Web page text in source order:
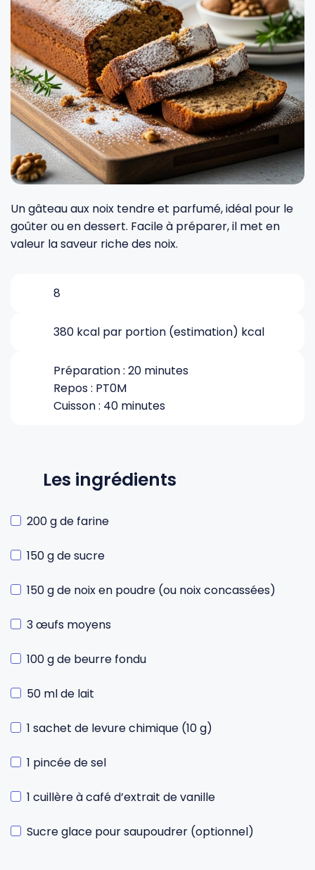
Fourches et fourchettes
Écumoires
Baguettes
Pilons
Presse-agrumes
Pinceaux
Couteaux à fromage
Couteaux à huîtres
Couteaux à pain
Couteaux filet de sole
Couteaux tranchelard
Éplucheurs et zesteurs
Aiguiseurs
Plats et plaques
Moules
Cercles à tarte
Couvercles
Manches et poignées
Nogent
Opinel
De Buyer
Cristel
Tefal
SIF Unis
Un gâteau aux noix tendre et parfumé, idéal pour le
goûter ou en dessert. Facile à préparer, il met en
valeur la saveur riche des noix.
8
380 kcal par portion (estimation) kcal
Préparation : 20 minutes
Repos : PT0M
Cuisson : 40 minutes
Les ingrédients
200 g de farine
150 g de sucre
150 g de noix en poudre (ou noix concassées)
3 œufs moyens
100 g de beurre fondu
50 ml de lait
1 sachet de levure chimique (10 g)
1 pincée de sel
1 cuillère à café d’extrait de vanille
Sucre glace pour saupoudrer (optionnel)